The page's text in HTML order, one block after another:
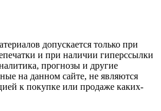
допускается только при
и при наличии гиперссылки
прогнозы и другие
на данном сайте, не являются
к покупке или продаже каких-